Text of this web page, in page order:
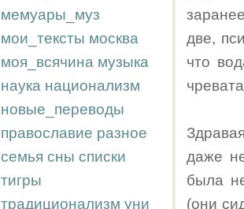
мемуары_муз
мои_тексты москва
моя_всячина музыка
наука национализм
новые_переводы
православие разное
семья сны списки
тигры
традиционализм уни
две,
что
даже
была
(они